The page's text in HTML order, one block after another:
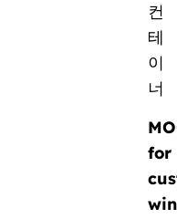
컨
테
이
너
for